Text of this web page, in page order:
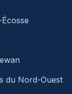
du Nord-Ouest